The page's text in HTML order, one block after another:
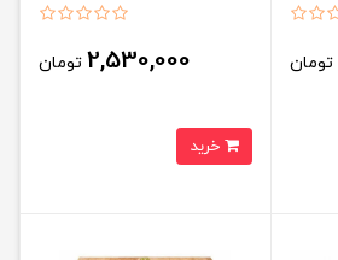
تومان 2,530,000 تومان